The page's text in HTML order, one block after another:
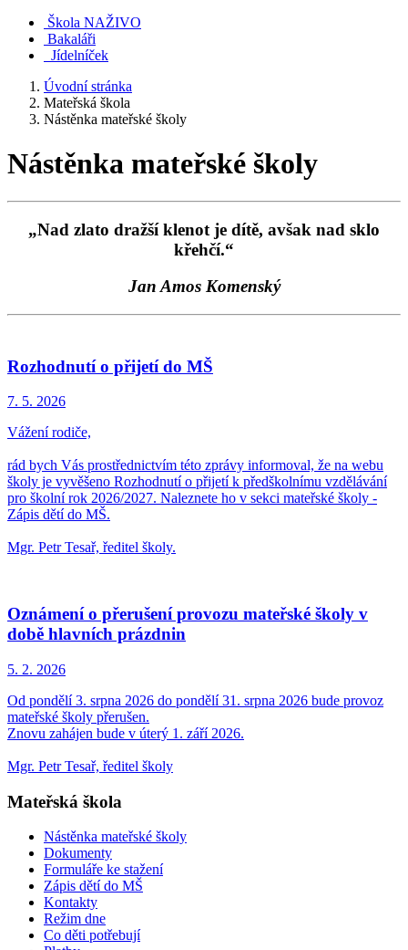
Škola NAŽIVO
Bakaláři
Jídelníček
Úvodní stránka
Mateřská škola
Nástěnka mateřské školy
Nástěnka mateřské školy
„Nad zlato dražší klenot je dítě, avšak nad sklo
křehčí.“
Jan Amos Komenský
Rozhodnutí o přijetí do MŠ
7. 5. 2026
Vážení rodiče,
rád bych Vás prostřednictvím této zprávy informoval, že na webu
školy je vyvěšeno Rozhodnutí o přijetí k předškolnímu vzdělávání
pro školní rok 2026/2027. Naleznete ho v sekci mateřské školy -
Zápis dětí do MŠ.
Mgr. Petr Tesař, ředitel školy.
Oznámení o přerušení provozu mateřské školy v
době hlavních prázdnin
5. 2. 2026
Od pondělí 3. srpna 2026 do pondělí 31. srpna 2026 bude provoz
mateřské školy přerušen.
Znovu zahájen bude v úterý 1. září 2026.
Mgr. Petr Tesař, ředitel školy
Mateřská škola
Nástěnka mateřské školy
Dokumenty
Formuláře ke stažení
Zápis dětí do MŠ
Kontakty
Režim dne
Co děti potřebují